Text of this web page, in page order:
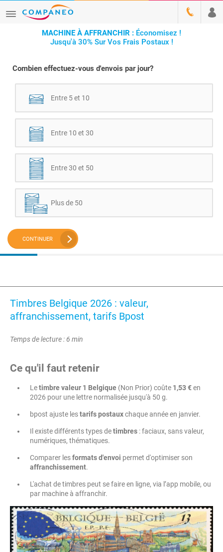
MACHINE À AFFRANCHIR : Économisez !
Jusqu'à 30% Sur Vos Frais Postaux !
Combien effectuez-vous d'envois par jour?
Entre 5 et 10
Entre 10 et 30
Entre 30 et 50
Plus de 50
CONTINUER
Timbres Belgique 2026 : valeur,
affranchissement, tarifs Bpost
Temps de lecture : 6 min
Ce qu'il faut retenir
Letimbre valeur 1 Belgique (Non Prior) coûte 1,53 €en
2026 pour une lettre normalisée jusqu'à 50 g.
bpost ajuste lestarifs postauxchaque année en janvier.
Il existe différents types detimbres : faciaux, sans valeur,
numériques, thématiques.
Comparer lesformats d'envoi permet d'optimiser son
affranchissement.
L'achat de timbres peut se faire en ligne, via l’app mobile, ou
par machine à affranchir.